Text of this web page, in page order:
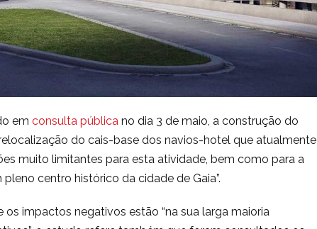
em consulta pública no dia 3 de maio, a construção do
do cais-base dos navios-hotel que atualmente
muito limitantes para esta atividade, bem como para a
centro histórico da cidade de Gaia”.
impactos negativos estão “na sua larga maioria